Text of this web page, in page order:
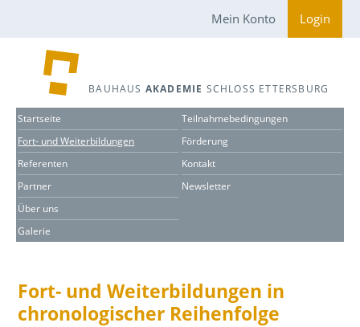
Mein Konto Login
BAUHAUS AKADEMIE SCHLOSS ETTERSBURG
Startseite
Fort- und Weiterbildungen
Referenten
Partner
Über uns
Galerie
Teilnahmebedingungen
Förderung
Kontakt
Newsletter
Fort- und Weiterbildungen in
chronologischer Reihenfolge